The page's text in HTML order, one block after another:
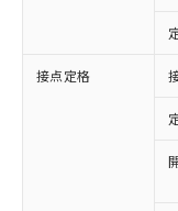
接点定格
ご利
以下の条
対応済
非含有に
対応予定：
有に対応
対応予定
非含有に